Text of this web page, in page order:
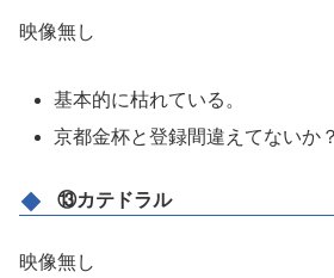
映像無し
基本的に枯れている。
京都金杯と登録間違えてないか？
⑬カテドラル
映像無し